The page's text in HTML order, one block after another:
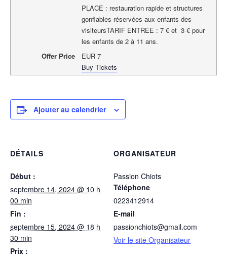
PLACE : restauration rapide et structures
gonflables réservées aux enfants des
visiteursTARIF ENTREE : 7 € et 3 € pour
les enfants de 2 à 11 ans.
Offer Price
EUR 7
Buy Tickets
Ajouter au calendrier
DÉTAILS
Début :
septembre 14, 2024 @ 10 h
00 min
Fin :
septembre 15, 2024 @ 18 h
30 min
Prix :
ORGANISATEUR
Passion Chiots
Téléphone
0223412914
E-mail
passionchiots@gmail.com
Voir le site Organisateur